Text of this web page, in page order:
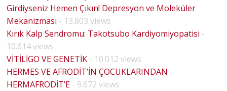
Girdiyseniz Hemen Çıkın! Depresyon ve Moleküler
Mekanizması - 13.803 views
Kırık Kalp Sendromu: Takotsubo Kardiyomiyopatisi -
10.614 views
VİTİLİGO VE GENETİK - 10.012 views
HERMES VE AFRODİT’İN ÇOCUKLARINDAN
HERMAFRODİT’E - 9.672 views